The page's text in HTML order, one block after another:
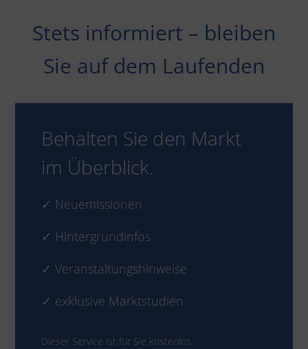
Stets informiert – bleiben
Sie auf dem Laufenden
Behalten Sie den Markt
im Überblick.
✓ Neuemissionen
✓ Hintergrundinfos
✓ Veranstaltungshinweise
✓ exklusive Marktstudien
Dieser Service ist für Sie kostenlos,